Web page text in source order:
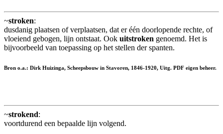
~stroken:
dusdanig plaatsen of verplaatsen, dat er één doorlopende rechte, of
vloeiend gebogen, lijn ontstaat. Ook uitstroken genoemd. Het is
bijvoorbeeld van toepassing op het stellen der spanten.
Bron o.a.: Dirk Huizinga, Scheepsbouw in Stavoren, 1846-1920, Uitg. PDF eigen beheer.
~strokend:
voortdurend een bepaalde lijn volgend.